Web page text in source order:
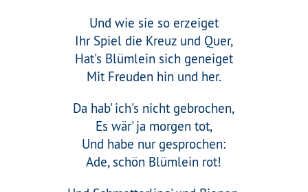
Und wie sie so erzeiget
Ihr Spiel die Kreuz und Quer,
Hat's Blümlein sich geneiget
Mit Freuden hin und her.
Da hab' ich's nicht gebrochen,
Es wär' ja morgen tot,
Und habe nur gesprochen:
Ade, schön Blümlein rot!